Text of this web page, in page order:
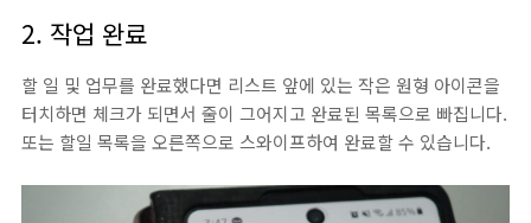
2. 작업 완료
할 일 및 업무를 완료했다면 리스트 앞에 있는 작은 원형 아이콘을
터치하면 체크가 되면서 줄이 그어지고 완료된 목록으로 빠집니다.
또는 할일 목록을 오른쪽으로 스와이프하여 완료할 수 있습니다.